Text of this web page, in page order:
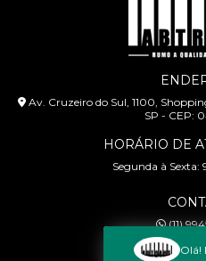
Av. Cruzeiro do Sul, 1100,
SP - CEP:
HORÁRIO DE
Segunda à
(11)
Olá!